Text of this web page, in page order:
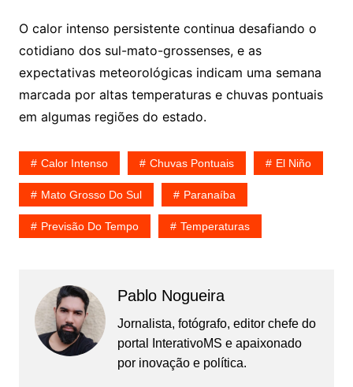
O calor intenso persistente continua desafiando o
cotidiano dos sul-mato-grossenses, e as
expectativas meteorológicas indicam uma semana
marcada por altas temperaturas e chuvas pontuais
em algumas regiões do estado.
Calor Intenso Chuvas Pontuais El Niño
Mato Grosso Do Sul Paranaíba
Previsão Do Tempo Temperaturas
Pablo Nogueira
Jornalista, fotógrafo, editor chefe do
portal InterativoMS e apaixonado
por inovação e política.